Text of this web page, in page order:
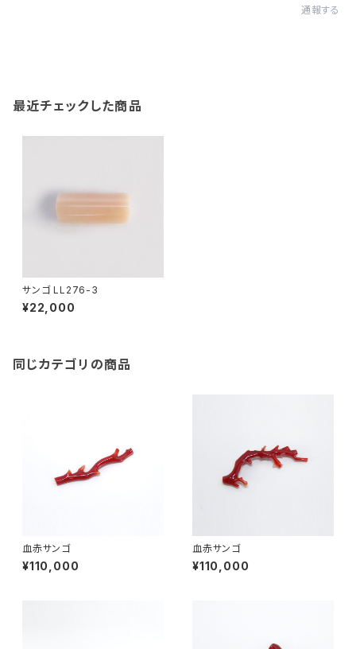
通報する
最近チェックした商品
サンゴ LL276-3
¥22,000
同じカテゴリの商品
血赤サンゴ
¥110,000
血赤サンゴ
¥110,000